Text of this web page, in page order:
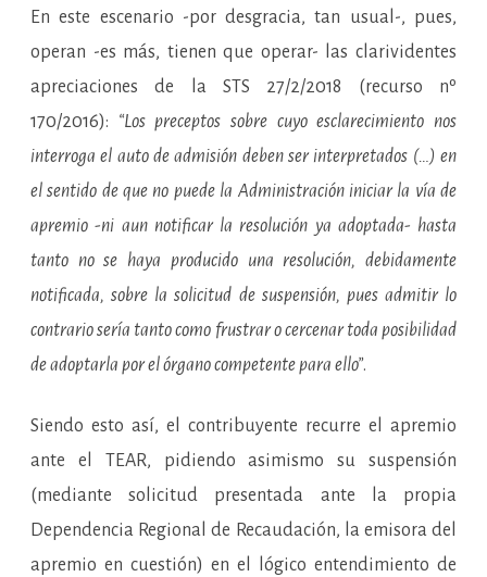
En este escenario -por desgracia, tan usual-, pues,
operan -es más, tienen que operar- las clarividentes
apreciaciones de la STS 27/2/2018 (recurso nº
170/2016): “Los preceptos sobre cuyo esclarecimiento nos
interroga el auto de admisión deben ser interpretados (…) en
el sentido de que no puede la Administración iniciar la vía de
apremio -ni aun notificar la resolución ya adoptada- hasta
tanto no se haya producido una resolución, debidamente
notificada, sobre la solicitud de suspensión, pues admitir lo
contrario sería tanto como frustrar o cercenar toda posibilidad
de adoptarla por el órgano competente para ello”.
Siendo esto así, el contribuyente recurre el apremio
ante el TEAR, pidiendo asimismo su suspensión
(mediante solicitud presentada ante la propia
Dependencia Regional de Recaudación, la emisora del
apremio en cuestión) en el lógico entendimiento de